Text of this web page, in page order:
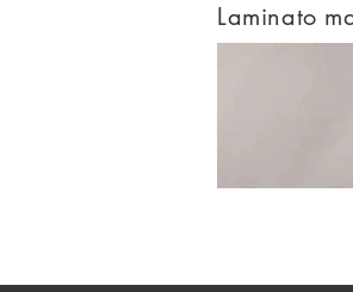
Laminato